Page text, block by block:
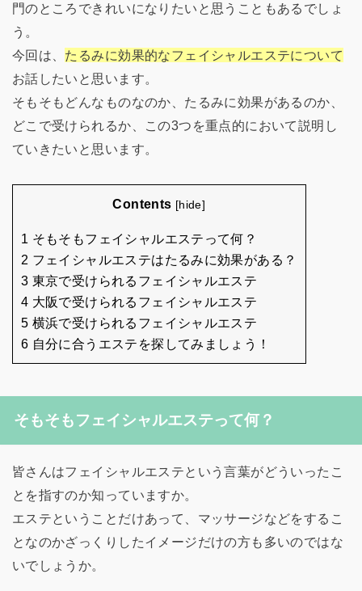
門のところできれいになりたいと思うこともあるでしょ
う。
今回は、 たるみに効果的なフェイシャルエステについて
お話したいと思います。
そもそもどんなものなのか、たるみに効果があるのか、
どこで受けられるか、この3つを重点的において説明し
ていきたいと思います。
Contents [hide]
1 そもそもフェイシャルエステって何？
2 フェイシャルエステはたるみに効果がある？
3 東京で受けられるフェイシャルエステ
4 大阪で受けられるフェイシャルエステ
5 横浜で受けられるフェイシャルエステ
6 自分に合うエステを探してみましょう！
そもそもフェイシャルエステって何？
皆さんはフェイシャルエステという言葉がどういったこ
とを指すのか知っていますか。
エステということだけあって、マッサージなどをするこ
となのかざっくりしたイメージだけの方も多いのではな
いでしょうか。